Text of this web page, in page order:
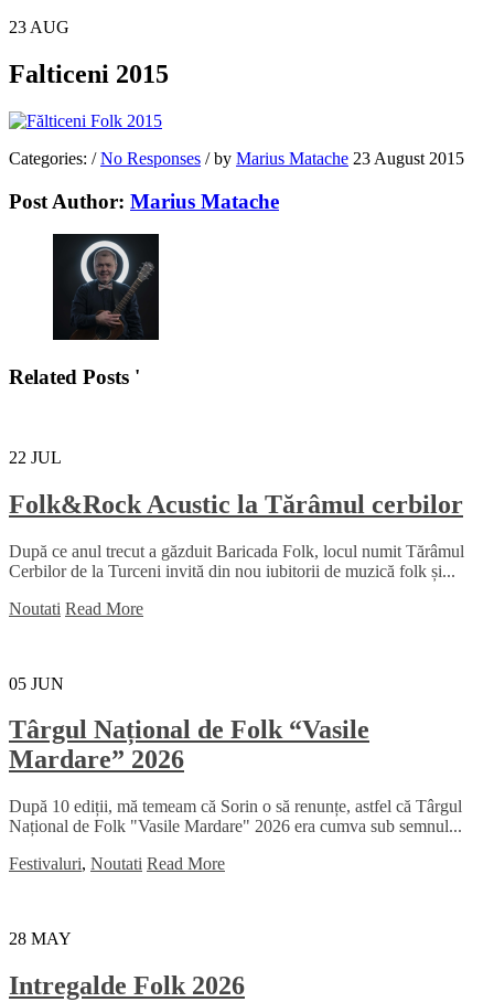
23 AUG
Falticeni 2015
Categories: / No Responses /by Marius Matache 23 August 2015
Post Author: Marius Matache
Related Posts '
22 JUL
Folk&Rock Acustic la Tărâmul cerbilor
După ce anul trecut a găzduit Baricada Folk, locul numit Tărâmul
Cerbilor de la Turceni invită din nou iubitorii de muzică folk și...
Noutati Read More
05 JUN
Târgul Național de Folk “Vasile
Mardare” 2026
După 10 ediții, mă temeam că Sorin o să renunțe, astfel că Târgul
Național de Folk "Vasile Mardare" 2026 era cumva sub semnul...
Festivaluri, Noutati Read More
28 MAY
Intregalde Folk 2026